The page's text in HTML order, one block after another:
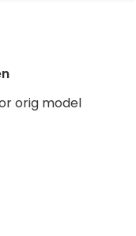
orig model